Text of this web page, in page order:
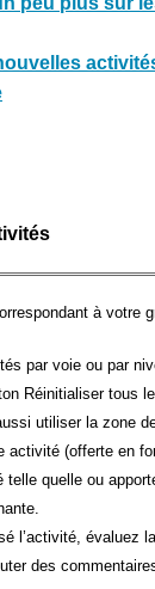
à votre
par voie ou par
Réinitialiser tous
utiliser la zone
activité (offerte en
telle quelle ou
l’activité, évaluez
des